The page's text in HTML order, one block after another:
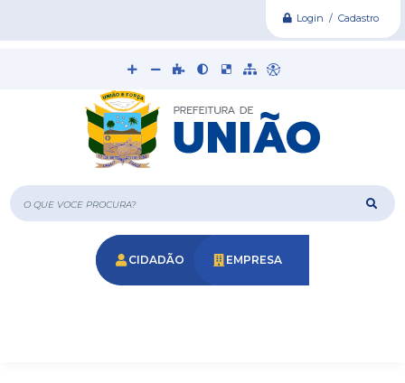
Login / Cadastro
O que voce procura?
CIDADÃO EMPRESA